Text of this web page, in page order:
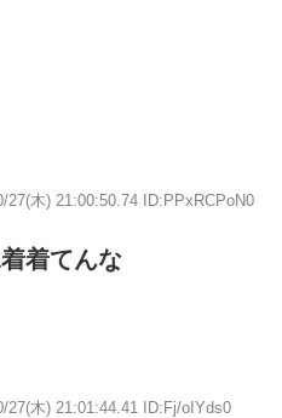
27(木) 21:00:50.74 ID:PPxRCPoN0
着てんな
27(木) 21:01:44.41 ID:Fj/oIYds0